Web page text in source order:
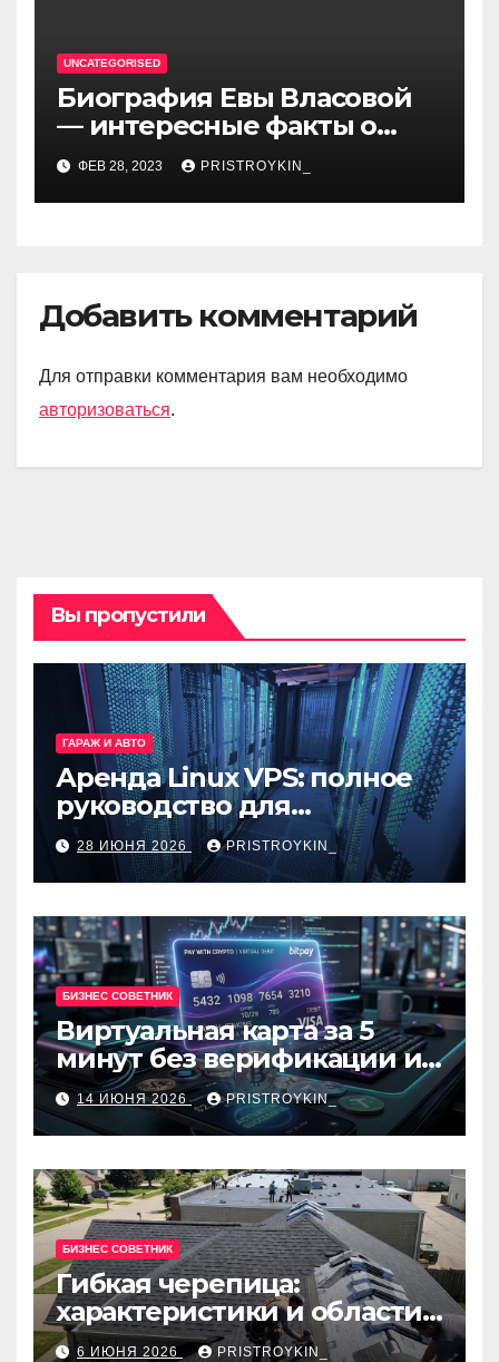
UNCATEGORISED
Биография Евы Власовой
— интересные факты о
личной жизни популярной
исполнительницы
ФЕВ 28, 2023 PRISTROYKIN_
Добавить комментарий
Для отправки комментария вам необходимо
авторизоваться.
Вы пропустили
ГАРАЖ И АВТО
Аренда Linux VPS: полное
руководство для
разработчиков и
администраторов
28 ИЮНЯ 2026 PRISTROYKIN_
БИЗНЕС СОВЕТНИК
Виртуальная карта за 5
минут без верификации и
банков с пополнением в
USDT
14 ИЮНЯ 2026 PRISTROYKIN_
БИЗНЕС СОВЕТНИК
Гибкая черепица:
характеристики и области
применения
6 ИЮНЯ 2026 PRISTROYKIN_